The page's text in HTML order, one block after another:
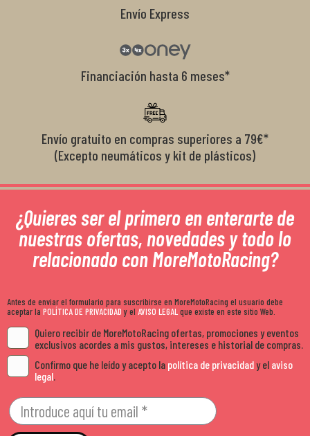
Envío Express
Financiación hasta 6 meses*
Envío gratuito en compras superiores a 79€*
(Excepto neumáticos y kit de plásticos)
¿Quieres ser el primero en enterarte de
nuestras ofertas, novedades y todo lo
relacionado con MoreMotoRacing?
Antes de enviar el formulario para suscribirse en MoreMotoRacing el usuario debe
aceptar la POLÍTICA DE PRIVACIDADy el AVISO LEGALque existe en este sitio Web.
Quiero recibir de MoreMotoRacing ofertas, promociones y eventos
exclusivos acordes a mis gustos, intereses e historial de compras.
Confirmo que he leído y acepto la política de privacidady el aviso
legal.